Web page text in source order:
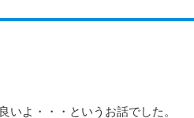
よ・・・というお話でした。